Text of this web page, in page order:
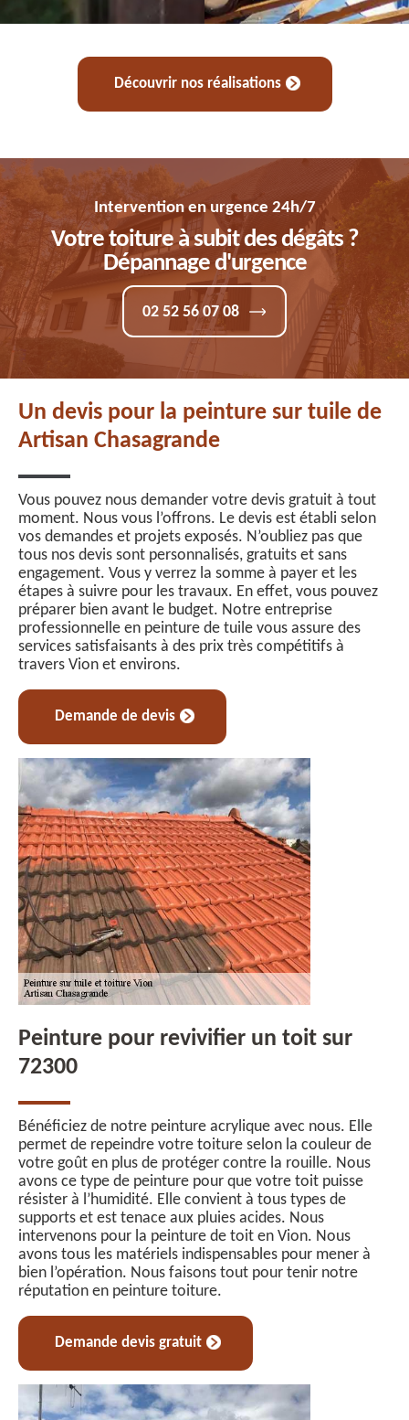
Découvrir nos réalisations
Intervention en urgence 24h/7
Votre toiture à subit des dégâts ?
Dépannage d'urgence
02 52 56 07 08
Un devis pour la peinture sur tuile de
Artisan Chasagrande
Vous pouvez nous demander votre devis gratuit à tout
moment. Nous vous l’offrons. Le devis est établi selon
vos demandes et projets exposés. N’oubliez pas que
tous nos devis sont personnalisés, gratuits et sans
engagement. Vous y verrez la somme à payer et les
étapes à suivre pour les travaux. En effet, vous pouvez
préparer bien avant le budget. Notre entreprise
professionnelle en peinture de tuile vous assure des
services satisfaisants à des prix très compétitifs à
travers Vion et environs.
Demande de devis
Peinture pour revivifier un toit sur
72300
Bénéficiez de notre peinture acrylique avec nous. Elle
permet de repeindre votre toiture selon la couleur de
votre goût en plus de protéger contre la rouille. Nous
avons ce type de peinture pour que votre toit puisse
résister à l’humidité. Elle convient à tous types de
supports et est tenace aux pluies acides. Nous
intervenons pour la peinture de toit en Vion. Nous
avons tous les matériels indispensables pour mener à
bien l’opération. Nous faisons tout pour tenir notre
réputation en peinture toiture.
Demande devis gratuit